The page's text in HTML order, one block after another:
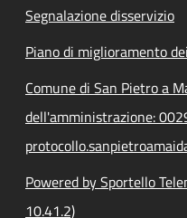
Segnalazione disservizio
Piano di miglioramento
Comune di San Pietro a
dell'amministrazione:
Powered by Sportello
10.41.2)